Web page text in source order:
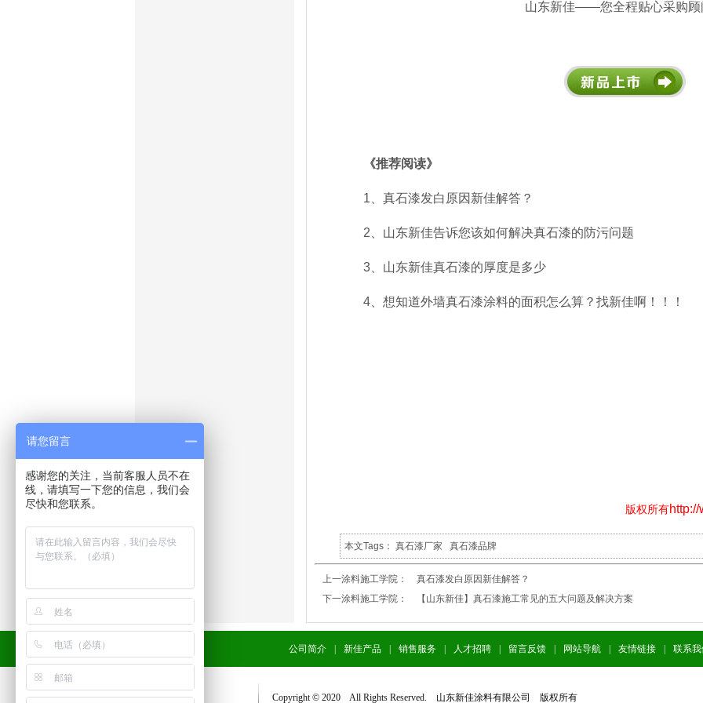
山东新佳——您全程贴心采购顾
《推荐阅读》
1、 真石漆发白原因新佳解答？
2、 山东新佳告诉您该如何解决真石漆的防污问题
3、 山东新佳真石漆的厚度是多少
4、 想知道外墙真石漆涂料的面积怎么算？找新佳啊！！！
版权所有
本文Tags： 真石漆厂家 真石漆品牌
上一涂料施工学院： 真石漆发白原因新佳解答？
下一涂料施工学院：
【山东新佳】真石漆施工常见的五大问题及解决方案
公司简介 新佳产品 销售服务 人才招聘 留言反馈 网站导航 友情链接 联系
Copyright © 2020 All Rights Reserved. 山东新佳涂料有限公司 版权所有
请您留言
感谢您的关注，当前客服人员不在
线，请填写一下您的信息，我们会
尽快和您联系。